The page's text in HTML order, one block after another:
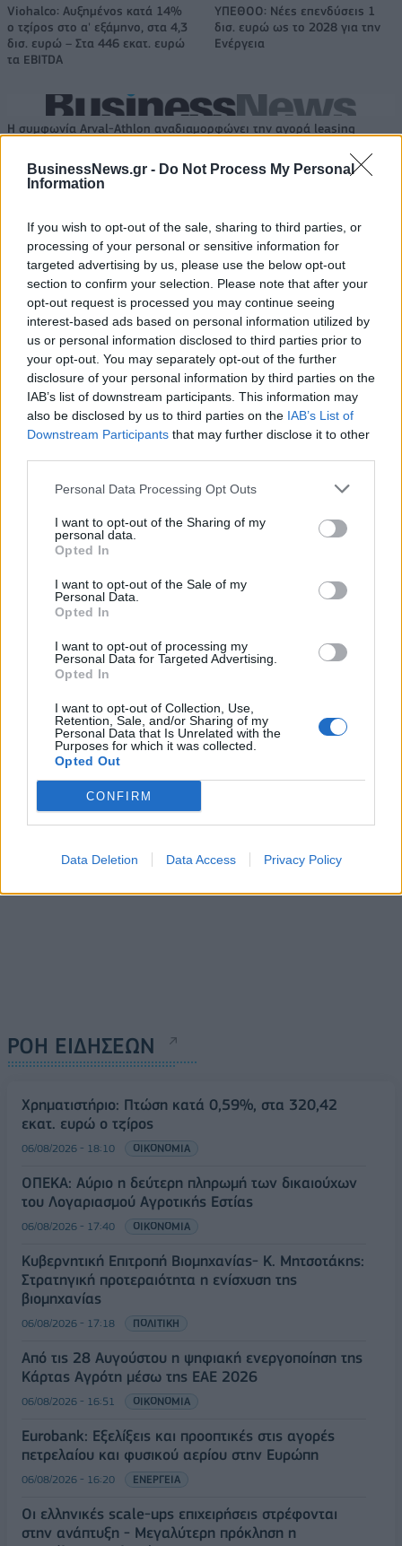
BusinessNews.gr - Do Not Process My Personal
Information
If you wish to opt-out of the sale, sharing to third parties, or
processing of your personal or sensitive information for
targeted advertising by us, please use the below opt-out
section to confirm your selection. Please note that after your
opt-out request is processed you may continue seeing
interest-based ads based on personal information utilized by
us or personal information disclosed to third parties prior to
your opt-out. You may separately opt-out of the further
disclosure of your personal information by third parties on the
IAB’s list of downstream participants. This information may
also be disclosed by us to third parties on the IAB’s List of
Downstream Participants that may further disclose it to other
Personal Data Processing Opt Outs
I want to opt-out of the Sharing of my
personal data.
Opted In
I want to opt-out of the Sale of my
Personal Data.
Opted In
I want to opt-out of processing my
Personal Data for Targeted Advertising.
Opted In
I want to opt-out of Collection, Use,
Retention, Sale, and/or Sharing of my
Personal Data that Is Unrelated with the
Purposes for which it was collected.
Opted Out
CONFIRM
Data Deletion Data Access Privacy Policy
Viohalco: Αυξημένος κατά 14%
ο τζίρος στο α' εξάμηνο, στα 4,3
δισ. ευρώ – Στα 446 εκατ. ευρώ
τα EBITDA
ΥΠΕΘΟΟ: Νέες επενδύσεις 1
δισ. ευρώ ως το 2028 για την
Ενέργεια
Η συμφωνία Arval-Athlon αναδιαμορφώνει την αγορά leasing
FTSE4Good
Alpha Bank: Για πρώτη φορά το Αρχαίο Θέατρο Επιδαύρου άνοιξε τις
πύλες του σε όλους
ESG Report 2025: Πώς η ΑΒ Βασιλόπουλος μετατρέπει τη
βιωσιμότητα σε καθημερινή πράξη
ΣΟΛ Crowe: Επεκτείνεται
με την ενίσχυση
Συμβουλευτικών
Υπηρεσιών Ανθρώπινου
Δυναμικού
06/11/2019 - 15:20
06/11/2019 - 16:00
ΡΟΗ ΕΙΔΗΣΕΩΝ
Χρηματιστήριο: Πτώση κατά 0,59%, στα 320,42
εκατ. ευρώ ο τζίρος
06/08/2026 - 18:10 ΟΙΚΟΝΟΜΙΑ
ΟΠΕΚΑ: Αύριο η δεύτερη πληρωμή των δικαιούχων
του Λογαριασμού Αγροτικής Εστίας
06/08/2026 - 17:40 ΟΙΚΟΝΟΜΙΑ
Κυβερνητική Επιτροπή Βιομηχανίας- Κ. Μητσοτάκης:
Στρατηγική προτεραιότητα η ενίσχυση της
βιομηχανίας
06/08/2026 - 17:18 ΠΟΛΙΤΙΚΗ
Από τις 28 Αυγούστου η ψηφιακή ενεργοποίηση της
Κάρτας Αγρότη μέσω της ΕΑΕ 2026
06/08/2026 - 16:51 ΟΙΚΟΝΟΜΙΑ
Eurobank: Εξελίξεις και προοπτικές στις αγορές
πετρελαίου και φυσικού αερίου στην Ευρώπη
06/08/2026 - 16:20 ΕΝΕΡΓΕΙΑ
Οι ελληνικές scale-ups επιχειρήσεις στρέφονται
στην ανάπτυξη - Μεγαλύτερη πρόκληση η